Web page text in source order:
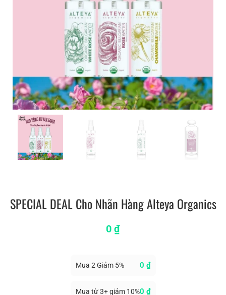
SPECIAL DEAL Cho Nhãn Hàng Alteya Organics
0 ₫
Mua 2 Giảm 5% 0 ₫
Mua từ 3+ giảm 10%0 ₫